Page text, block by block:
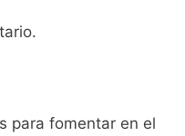
para fomentar en el